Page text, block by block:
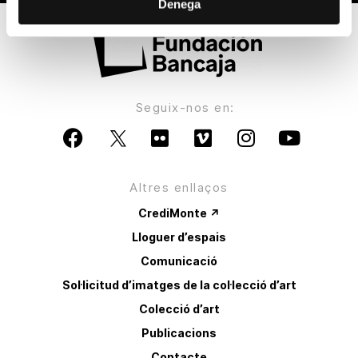
Denega
Seguix-nos en:
Altres enllaços
CrediMonte ↗
Lloguer d’espais
Comunicació
Sol·licitud d’imatges de la col·lecció d’art
Colecció d’art
Publicacions